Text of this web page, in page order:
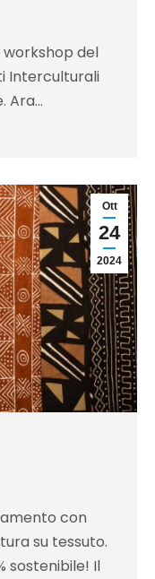
del
Interculturali
Ara…
Ott
24
2024
con
su tessuto.
sostenibile! Il